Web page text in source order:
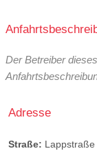
Der Betreiber
Adresse
Straße: Lappstraße